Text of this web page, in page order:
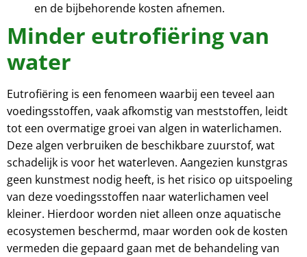
en de bijbehorende kosten afnemen.
Minder eutrofiëring van
water
Eutrofiëring is een fenomeen waarbij een teveel aan
voedingsstoffen, vaak afkomstig van meststoffen, leidt
tot een overmatige groei van algen in waterlichamen.
Deze algen verbruiken de beschikbare zuurstof, wat
schadelijk is voor het waterleven. Aangezien kunstgras
geen kunstmest nodig heeft, is het risico op uitspoeling
van deze voedingsstoffen naar waterlichamen veel
kleiner. Hierdoor worden niet alleen onze aquatische
ecosystemen beschermd, maar worden ook de kosten
vermeden die gepaard gaan met de behandeling van